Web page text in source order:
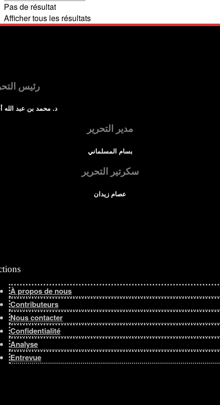
Pas de résultat
Afficher tous les résultats
رئيس
د. محمد بن عبد الله
مدير التحرير
بسام المسلماني
سكرتير التحرير
عصام زيدان
À propos de nous
Contributeurs
Nous contacter
Confidentialité
Analyse
Entrevue